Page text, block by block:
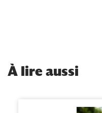
À lire aussi